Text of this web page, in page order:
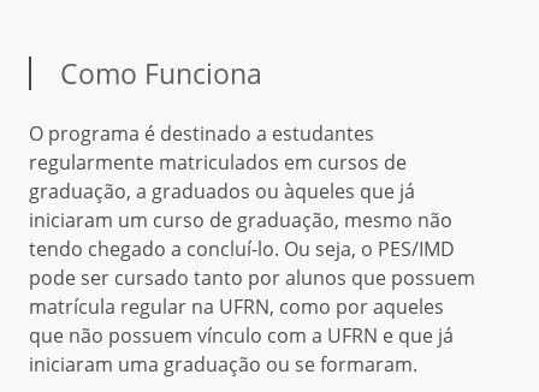
Como Funciona
O programa é destinado a estudantes
regularmente matriculados em cursos de
graduação, a graduados ou àqueles que já
iniciaram um curso de graduação, mesmo não
tendo chegado a concluí-lo. Ou seja, o PES/IMD
pode ser cursado tanto por alunos que possuem
matrícula regular na UFRN, como por aqueles
que não possuem vínculo com a UFRN e que já
iniciaram uma graduação ou se formaram.